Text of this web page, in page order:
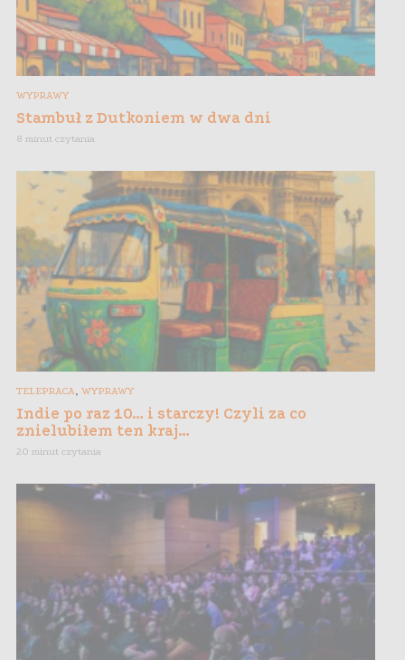
WYPRAWY
Stambuł z Dutkoniem w dwa dni
8 minut czytania
TELEPRACA, WYPRAWY
Indie po raz 10… i starczy! Czyli za co
znielubiłem ten kraj…
20 minut czytania